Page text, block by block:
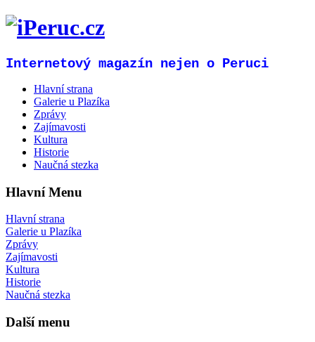
Internetový magazín nejen o Peruci
Hlavní strana
Galerie u Plazíka
Zprávy
Zajímavosti
Kultura
Historie
Naučná stezka
Hlavní Menu
Hlavní strana
Galerie u Plazíka
Zprávy
Zajímavosti
Kultura
Historie
Naučná stezka
Další menu